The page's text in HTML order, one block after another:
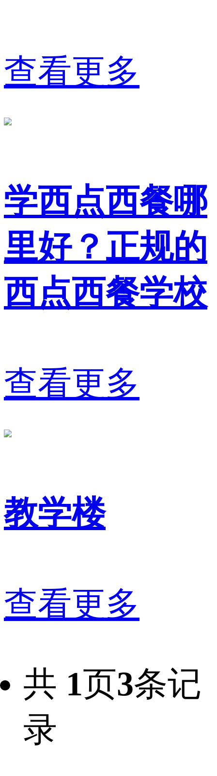
查看更多
学西点西餐哪
里好？正规的
西点西餐学校
查看更多
教学楼
查看更多
共 1页3条记
录